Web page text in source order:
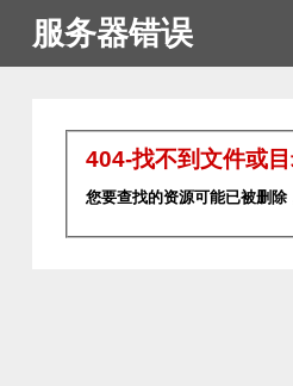
服务器错误
404-找不到文件或目
您要查找的资源可能已被删除